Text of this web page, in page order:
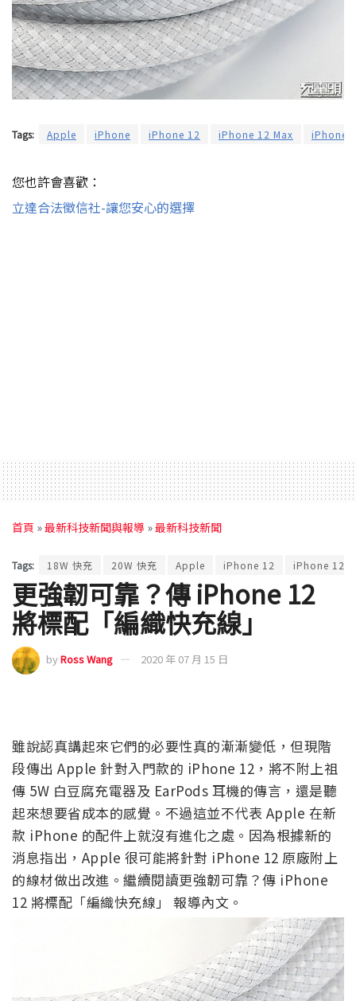
Tags: Apple iPhone iPhone 12 iPhone 12 Max iPhone
您也許會喜歡：
立達合法徵信社-讓您安心的選擇
首頁 »最新科技新聞與報導 »最新科技新聞
Tags: 18W 快充 20W 快充 Apple iPhone 12 iPhone 12
更強韌可靠？傳 iPhone 12
將標配「編織快充線」
byRoss Wang 2020 年 07 月 15 日
雖說認真講起來它們的必要性真的漸漸變低，但現階
段傳出 Apple 針對入門款的 iPhone 12，將不附上祖
傳 5W 白豆腐充電器及 EarPods 耳機的傳言，還是聽
起來想要省成本的感覺。不過這並不代表 Apple 在新
款 iPhone 的配件上就沒有進化之處。因為根據新的
消息指出，Apple 很可能將針對 iPhone 12 原廠附上
的線材做出改進。繼續閱讀更強韌可靠？傳 iPhone
12 將標配「編織快充線」 報導內文。